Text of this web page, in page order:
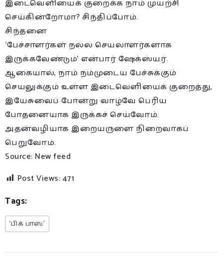
இடைவெளியைக் குறைக்க நாம் முயற்சி
செய்கின்றோமா? சிந்திப்போம்.
சிந்தனை
‘பேச்சாளர்கள் நல்ல செயலாளர்களாக
இருக்கவேண்டும்’ என்பார் ஷேக்ஸ்யர்.
ஆகையால், நாம் நம்முடைய பேச்சுக்கும்
செயலுக்கும் உள்ள இடைவெளியைக் குறைத்து,
இயேசுவைப் போன்று வாழ்வே பெரிய
போதனையாக இருக்கச் செய்வோம்.
அதன்வழியாக இறையருளை நிறைவாகப்
பெறுவோம்.
Source: New feed
Post Views:471
Tags:
‘பிக் பாஸ்’